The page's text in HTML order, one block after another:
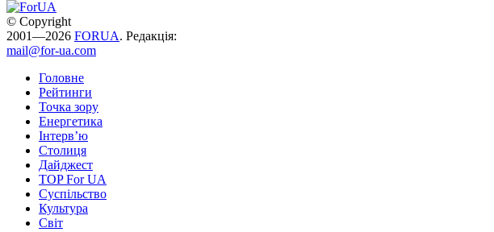
© Copyright
2001—2026 FORUA. Редакція:
mail@for-ua.com
Головне
Рейтинги
Точка зору
Енергетика
Інтерв’ю
Столиця
Дайджест
TOP For UA
Суспiльство
Культура
Світ